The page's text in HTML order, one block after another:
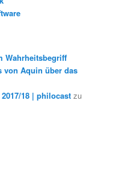
Wahrheitsbegriff
von Aquin über das
18 | philocast zu